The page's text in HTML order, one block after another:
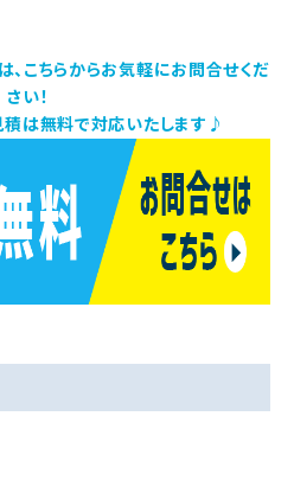
、こちらからお気軽にお問合せくだ
さい！
積は無料で対応いたします♪